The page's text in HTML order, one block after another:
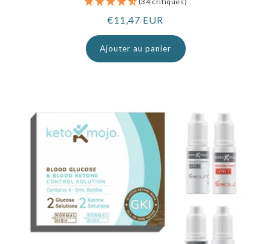
Prix
normal
€11,47 EUR
Ajouter au panier